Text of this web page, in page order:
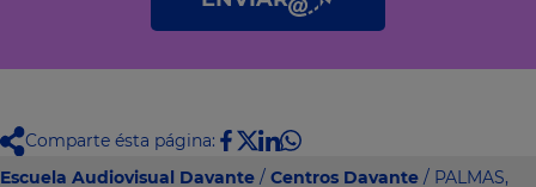
Comparte ésta página:
Escuela Audiovisual Davante / Centros Davante / PALMAS,